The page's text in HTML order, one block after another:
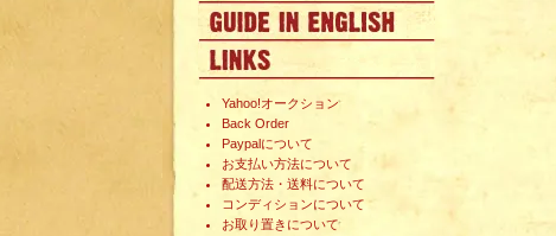
Yahoo!オークション
Back Order
Paypalについて
お支払い方法について
配送方法・送料について
コンディションについて
お取り置きについて